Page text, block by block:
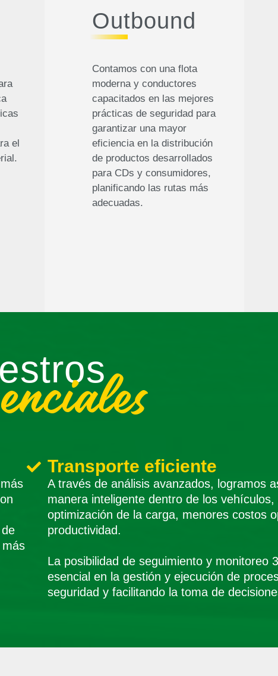
el
Outbound
Contamos con una flota
moderna y conductores
capacitados en las mejores
prácticas de seguridad para
garantizar una mayor
eficiencia en la distribución
de productos desarrollados
para CDs y consumidores,
planificando las rutas más
adecuadas.
Transporte eficiente
A través de análisis avanzados, logramos
manera inteligente dentro de los
optimización de la carga, menores costos
productividad.
La posibilidad de seguimiento y monitoreo
esencial en la gestión y ejecución de
seguridad y facilitando la toma de